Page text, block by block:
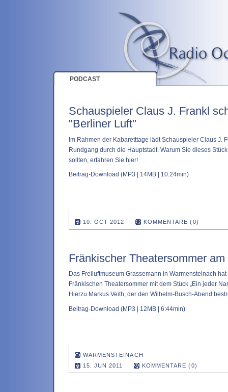
PODCAST
Schauspieler Claus J. Frankl
"Berliner Luft"
Im Rahmen der Kabaretttage lädt Schauspieler Claus J.
Rundgang durch die Hauptstadt. Warum Sie dieses
sollten, erfahren Sie hier!
Beitrag-Download (MP3 | 14MB | 10:24min)
10. OCT 2012 KOMMENTARE (0)
Fränkischer Theatersommer
Das Freiluftmuseum Grassemann in Warmensteinach
Fränkischen Theatersommer mit dem Stück „Ein jeder
Hierzu Markus Veith, der den Wilhelm-Busch-Abend
Beitrag-Download (MP3 | 12MB | 6:44min)
WARMENSTEINACH
15. JUN 2011
KOMMENTARE (0)